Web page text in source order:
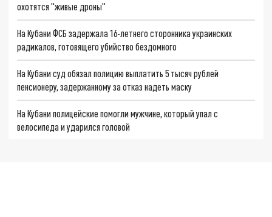
охотятся "живые дроны"
На Кубани ФСБ задержала 16-летнего сторонника украинских
радикалов, готовящего убийство бездомного
На Кубани суд обязал полицию выплатить 5 тысяч рублей
пенсионеру, задержанному за отказ надеть маску
На Кубани полицейские помогли мужчине, который упал с
велосипеда и ударился головой